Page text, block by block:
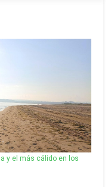
y el más cálido en los